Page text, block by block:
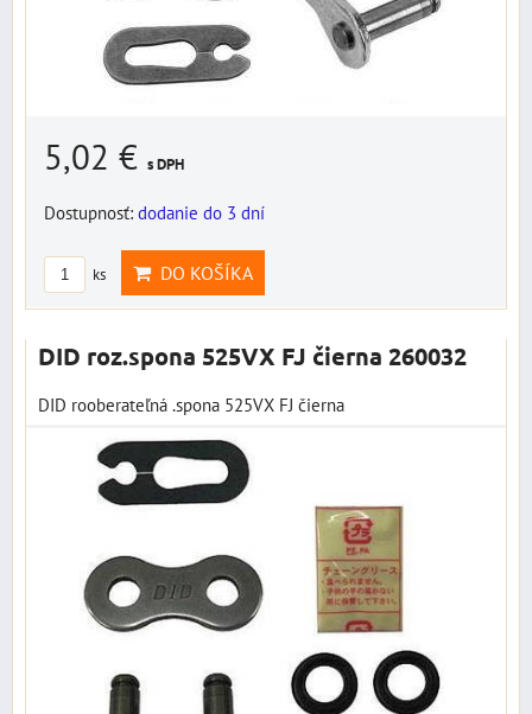
5,02 € s DPH
Dostupnosť: dodanie do 3 dní
ks DO KOŠÍKA
DID roz.spona 525VX FJ čierna 260032
DID rooberateľná .spona 525VX FJ čierna